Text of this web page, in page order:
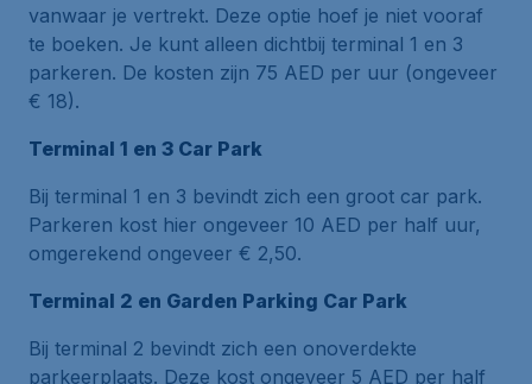
vanwaar je vertrekt. Deze optie hoef je niet vooraf
te boeken. Je kunt alleen dichtbij terminal 1 en 3
parkeren. De kosten zijn 75 AED per uur (ongeveer
€ 18).
Terminal 1 en 3 Car Park
Bij terminal 1 en 3 bevindt zich een groot car park.
Parkeren kost hier ongeveer 10 AED per half uur,
omgerekend ongeveer € 2,50.
Terminal 2 en Garden Parking Car Park
Bij terminal 2 bevindt zich een onoverdekte
parkeerplaats. Deze kost ongeveer 5 AED per half